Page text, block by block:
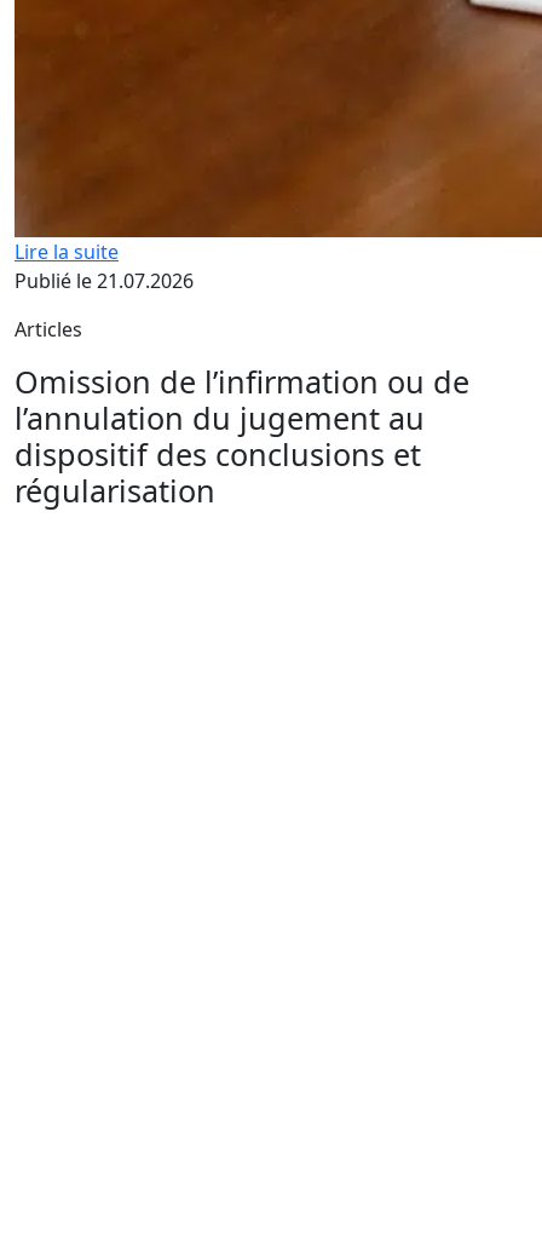
Lire la suite
Publié le 21.07.2026
Articles
Omission de l’infirmation ou de
l’annulation du jugement au
dispositif des conclusions et
régularisation